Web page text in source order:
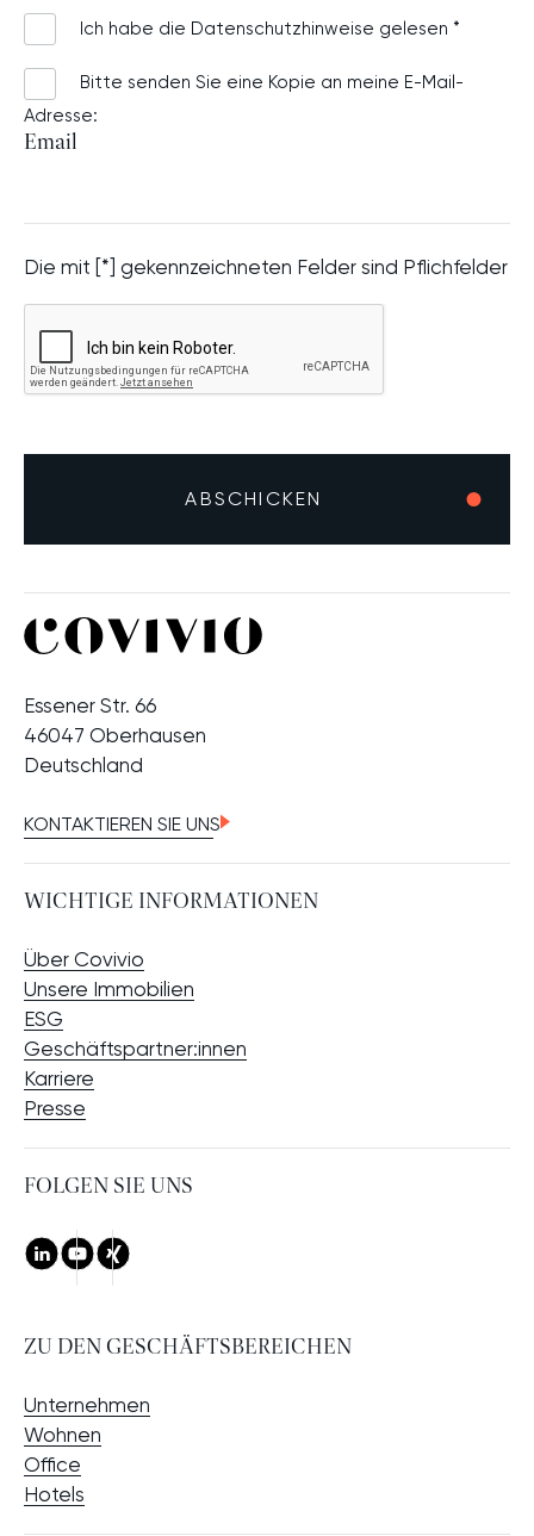
Ich habe die Datenschutzhinweise gelesen *
Bitte senden Sie eine Kopie an meine E-Mail-
Adresse:
Email
Die mit [*] gekennzeichneten Felder sind Pflichfelder
Essener Str. 66
46047 Oberhausen
Deutschland
KONTAKTIEREN SIE UNS
WICHTIGE INFORMATIONEN
Über Covivio
Unsere Immobilien
ESG
Geschäftspartner:innen
Karriere
Presse
FOLGEN SIE UNS
LinkedInYoutube
ZU DEN GESCHÄFTSBEREICHEN
Unternehmen
Wohnen
Office
Hotels